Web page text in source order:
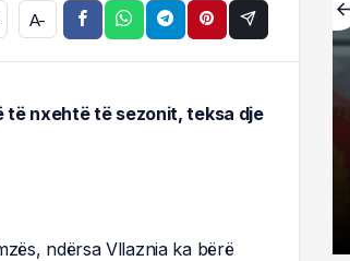
A-
të nxehtë të sezonit, teksa dje
ndërsa Vllaznia ka bërë